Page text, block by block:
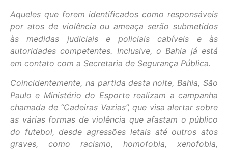
Aqueles que forem identificados como responsáveis
por atos de violência ou ameaça serão submetidos
às medidas judiciais e policiais cabíveis e às
autoridades competentes. Inclusive, o Bahia já está
em contato com a Secretaria de Segurança Pública.
Coincidentemente, na partida desta noite, Bahia, São
Paulo e Ministério do Esporte realizam a campanha
chamada de “Cadeiras Vazias”, que visa alertar sobre
as várias formas de violência que afastam o público
do futebol, desde agressões letais até outros atos
graves, como racismo, homofobia, xenofobia,